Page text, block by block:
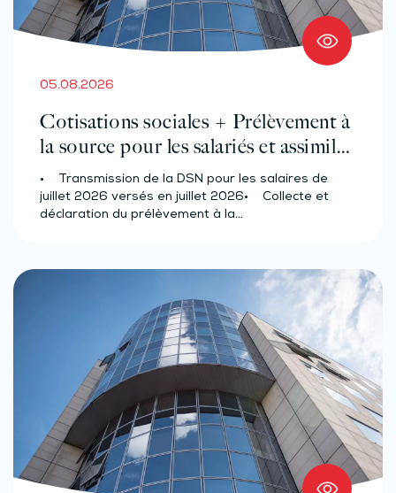
05.08.2026
Cotisations sociales + Prélèvement à
la source pour les salariés et assimilés
(effectif d’au moins 50 salariés)
• Transmission de la DSN pour les salaires de
juillet 2026 versés en juillet 2026• Collecte et
déclaration du prélèvement à la…